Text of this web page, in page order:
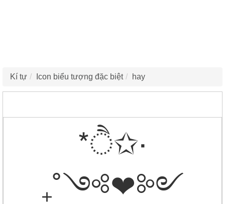
Kí tự Icon biểu tượng đặc biệt hay
*ੈ✩‧
₊˚༺❤︎༻